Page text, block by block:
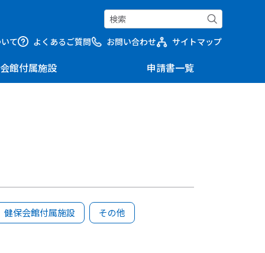
て よくあるご質問 お問い合わせ サイトマップ
館付属施設 申請書一覧
健保会館付属施設 その他